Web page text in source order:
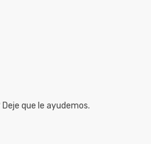
que le ayudemos.